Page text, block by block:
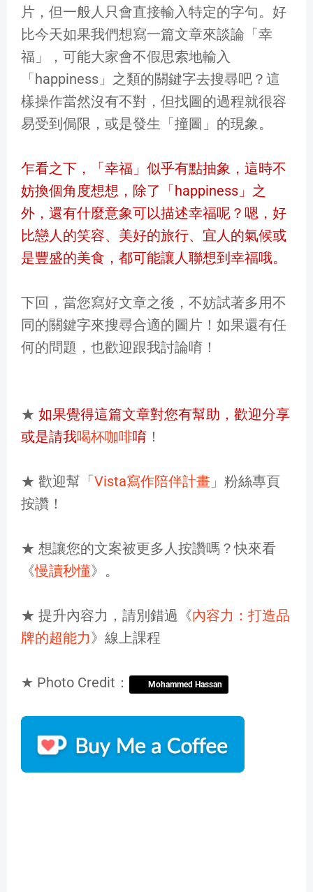
片，但一般人只會直接輸入特定的字句。好
比今天如果我們想寫一篇文章來談論「幸
福」，可能大家會不假思索地輸入
「happiness」之類的關鍵字去搜尋吧？這
樣操作當然沒有不對，但找圖的過程就很容
易受到侷限，或是發生「撞圖」的現象。
乍看之下，「幸福」似乎有點抽象，這時不
妨換個角度想想，除了「happiness」之
外，還有什麼意象可以描述幸福呢？嗯，好
比戀人的笑容、美好的旅行、宜人的氣候或
是豐盛的美食，都可能讓人聯想到幸福哦。
下回，當您寫好文章之後，不妨試著多用不
同的關鍵字來搜尋合適的圖片！如果還有任
何的問題，也歡迎跟我討論唷！
★ 如果覺得這篇文章對您有幫助，歡迎分享
或是請我喝杯咖啡唷 ！
★ 歡迎幫「Vista寫作陪伴計畫 」粉絲專頁
按讚！
★ 想讓您的文案被更多人按讚嗎？快來看
《慢讀秒懂》。
★ 提升內容力，請別錯過《內容力：打造品
牌的超能力》線上課程
★ Photo Credit： Mohammed Hassan